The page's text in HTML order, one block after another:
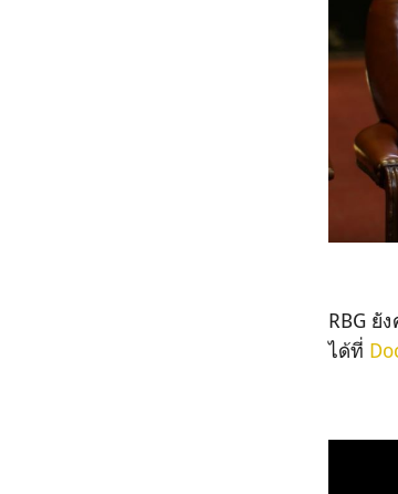
RBG ยั
ได้ที่